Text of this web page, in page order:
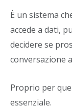
È un sistema
accede a dati,
decidere se
conversazione
Proprio per
essenziale.